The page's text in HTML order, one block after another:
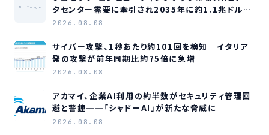
No Image
タセンター需要に牽引され2035年に約1.1兆ドル規
模へ成長か
2026.08.08
サイバー攻撃、1秒あたり約101回を検知 イタリア
発の攻撃が前年同期比約75倍に急増
2026.08.08
アカマイ、企業AI利用の約半数がセキュリティ管理回
避と警鐘──「シャドーAI」が新たな脅威に
2026.08.08